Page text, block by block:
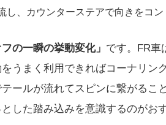
、カウンターステアで向きをコン
の一瞬の挙動変化」 です。FR車
うまく利用できればコーナリン
ールが流れてスピンに繋がるこ
した踏み込みを意識するのがお